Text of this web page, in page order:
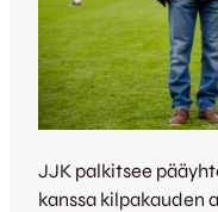
JJK palkitsee
kanssa kilpakauden